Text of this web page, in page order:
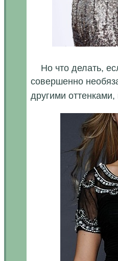
Но что делать,
совершенно
другими